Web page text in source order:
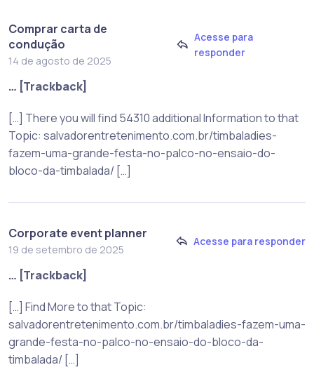
Comprar carta de
condução
14 de agosto de 2025
Acesse para
responder
… [Trackback]
[…] There you will find 54310 additional Information to that
Topic: salvadorentretenimento.com.br/timbaladies-
fazem-uma-grande-festa-no-palco-no-ensaio-do-
bloco-da-timbalada/ […]
Corporate event planner
19 de setembro de 2025
Acesse para responder
… [Trackback]
[…] Find More to that Topic:
salvadorentretenimento.com.br/timbaladies-fazem-uma-
grande-festa-no-palco-no-ensaio-do-bloco-da-
timbalada/ […]